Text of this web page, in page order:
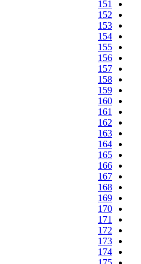
151
152
153
154
155
156
157
158
159
160
161
162
163
164
165
166
167
168
169
170
171
172
173
174